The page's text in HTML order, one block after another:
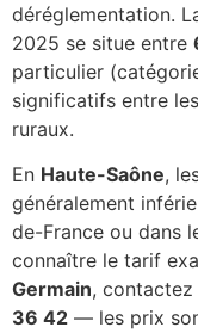
déréglementation.
2025 se situe entre
particulier
significatifs entre
ruraux.
En Haute-Saône,
généralement
de-France ou dans
connaître le tarif
Germain, contactez
36 42 — les prix